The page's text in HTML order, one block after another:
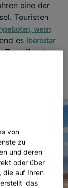
eine der
Touristen
wenn
es Iberostar
Tenerifegibt,
von
zu
und deren
oder über
die auf Ihren
das